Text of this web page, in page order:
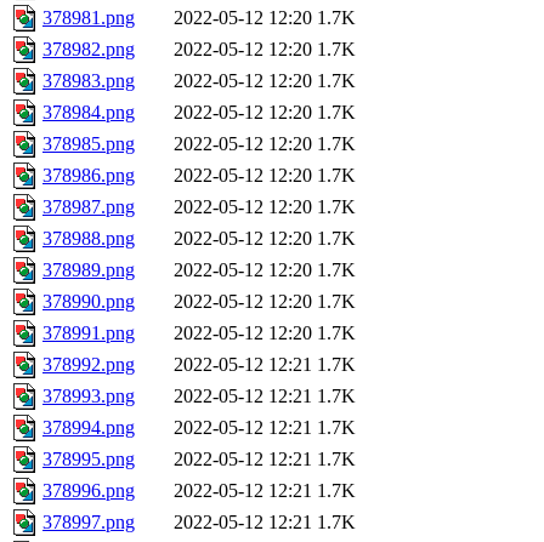
378981.png
2022-05-12 12:20 1.7K
378982.png
2022-05-12 12:20 1.7K
378983.png
2022-05-12 12:20 1.7K
378984.png
2022-05-12 12:20 1.7K
378985.png
2022-05-12 12:20 1.7K
378986.png
2022-05-12 12:20 1.7K
378987.png
2022-05-12 12:20 1.7K
378988.png
2022-05-12 12:20 1.7K
378989.png
2022-05-12 12:20 1.7K
378990.png
2022-05-12 12:20 1.7K
378991.png
2022-05-12 12:20 1.7K
378992.png
2022-05-12 12:21 1.7K
378993.png
2022-05-12 12:21 1.7K
378994.png
2022-05-12 12:21 1.7K
378995.png
2022-05-12 12:21 1.7K
378996.png
2022-05-12 12:21 1.7K
378997.png
2022-05-12 12:21 1.7K